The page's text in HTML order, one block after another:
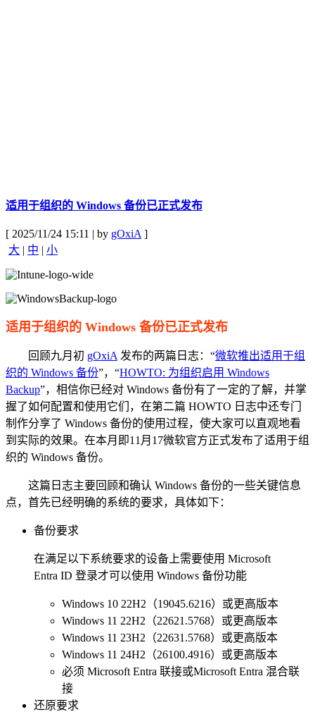
适用于组织的 Windows 备份已正式发布
[ 2025/11/24 15:11 | by gOxiA]
大 | 中 | 小
适用于组织的 Windows 备份已正式发布
回顾九月初 gOxiA发布的两篇日志：“微软推出适用于组
织的 Windows 备份”，“HOWTO: 为组织启用 Windows
Backup”，相信你已经对 Windows 备份有了一定的了解，并掌
握了如何配置和使用它们，在第二篇 HOWTO 日志中还专门
制作分享了 Windows 备份的使用过程，使大家可以直观地看
到实际的效果。在本月即11月17微软官方正式发布了适用于组
织的 Windows 备份。
这篇日志主要回顾和确认 Windows 备份的一些关键信息
点，首先已经明确的系统的要求，具体如下：
备份要求
在满足以下系统要求的设备上需要使用 Microsoft
Entra ID 登录才可以使用 Windows 备份功能
Windows 10 22H2（19045.6216）或更高版本
Windows 11 22H2（22621.5768）或更高版本
Windows 11 23H2（22631.5768）或更高版本
Windows 11 24H2（26100.4916）或更高版本
必须 Microsoft Entra 联接或Microsoft Entra 混合联
接
还原要求